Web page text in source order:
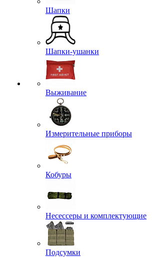
Шапки
Шапки-ушанки
Выживание
Измерительные приборы
Кобуры
Несессеры и комплектующие
Подсумки